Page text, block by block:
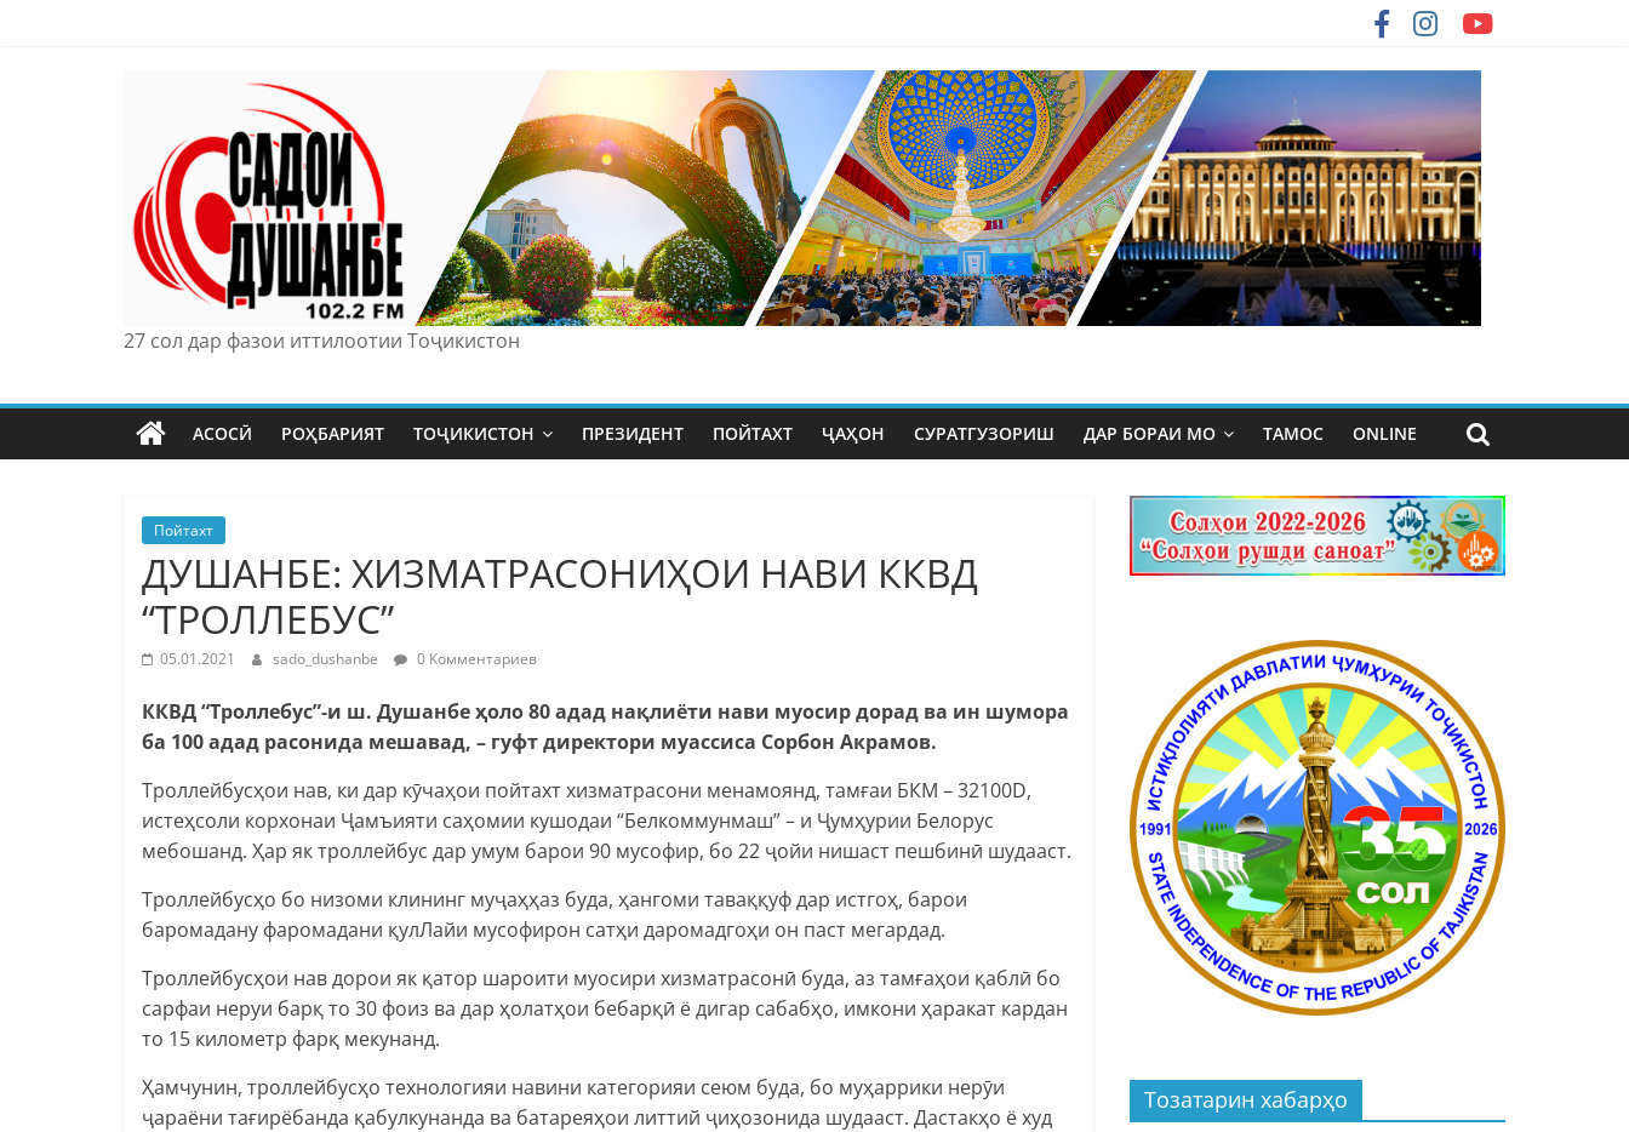
27 сол дар фазои иттилоотии Тоҷикистон
АСОСӢ РОҲБАРИЯТ ТОҶИКИСТОН ПРЕЗИДЕНТ ПОЙТАХТ ҶАҲОН СУРАТГУЗОРИШ ДАР БОРАИ МО ТАМОС ONLINE
Пойтахт
ДУШАНБЕ: ХИЗМАТРАСОНИҲОИ НАВИ ККВД
“ТРОЛЛЕБУС”
05.01.2021 sado_dushanbe 0 Комментариев
ККВД “Троллебус”-и ш. Душанбе ҳоло 80 адад нақлиёти нави муосир дорад ва ин шумора
ба 100 адад расонида мешавад, – гуфт директори муассиса Сорбон Акрамов.
Троллейбусҳои нав, ки дар кӯчаҳои пойтахт хизматрасони менамоянд, тамғаи БКМ – 32100D,
истеҳсоли корхонаи Ҷамъияти саҳомии кушодаи “Белкоммунмаш” – и Ҷумҳурии Белорус
мебошанд. Ҳар як троллейбус дар умум барои 90 мусофир, бо 22 ҷойи нишаст пешбинӣ шудааст.
Троллейбусҳо бо низоми клининг муҷаҳҳаз буда, ҳангоми таваққуф дар истгоҳ, барои
баромадану фаромадани қулЛайи мусофирон сатҳи даромадгоҳи он паст мегардад.
Троллейбусҳои нав дорои як қатор шароити муосири хизматрасонӣ буда, аз тамғаҳои қаблӣ бо
сарфаи неруи барқ то 30 фоиз ва дар ҳолатҳои бебарқӣ ё дигар сабабҳо, имкони ҳаракат кардан
то 15 километр фарқ мекунанд.
Ҳамчунин, троллейбусҳо технологияи навини категорияи сеюм буда, бо муҳаррики нерӯи
ҷараёни тағирёбанда қабулкунанда ва батареяҳои литтий ҷиҳозонида шудааст. Дастакҳо ё худ
Тозатарин хабарҳо